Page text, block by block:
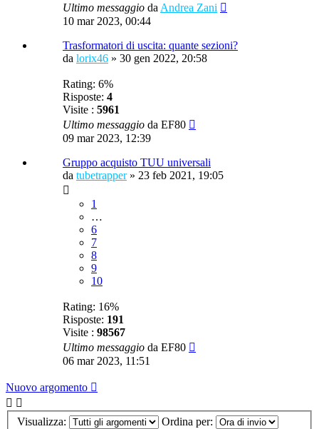
Ultimo messaggio da Andrea Zani
10 mar 2023, 00:44
Trasformatori di uscita: quante sezioni?
da lorix46 » 30 gen 2022, 20:58
Rating: 6%
Risposte: 4
Visite : 5961
Ultimo messaggio da EF80
09 mar 2023, 12:39
Gruppo acquisto TUU universali
da tubetrapper» 23 feb 2021, 19:05
1
…
6
7
8
9
10
Rating: 16%
Risposte: 191
Visite : 98567
Ultimo messaggio da EF80
06 mar 2023, 11:51
Nuovo argomento
Visualizza:
Ordina per: